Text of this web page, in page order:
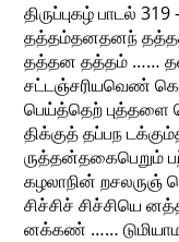
திருப்புகழ் பாடல்
தத்தம்தனதனந்
தத்தன தத்தம் ……
சட்டஞ்சரியவெண்
பெய்த்தெற் புத்தளை
திக்குத் தப்பந
ருத்தன்தகைபெறும்
கழலாநின் றசலருஞ்
சிச்சிச் சிச்சியெ
னக்கண் ……